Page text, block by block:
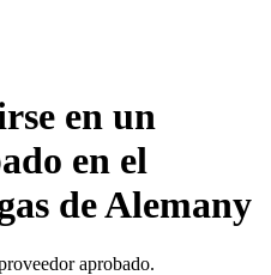
en un
en el
de Alemany
aprobado.